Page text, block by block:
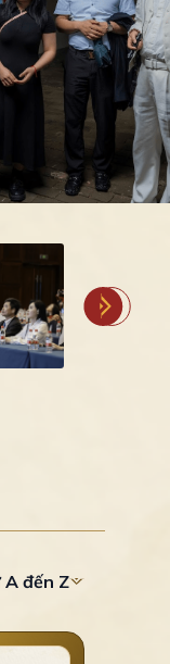
đến Z